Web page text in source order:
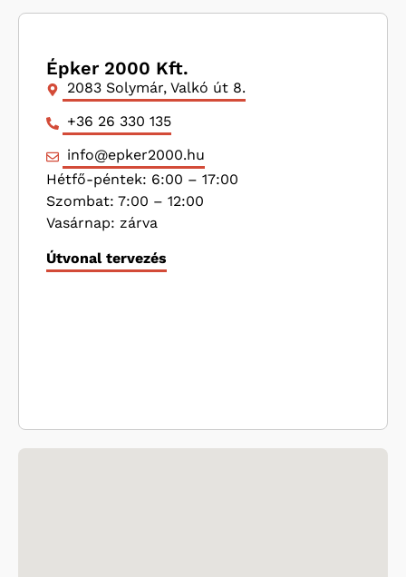
Épker 2000 Kft.
2083 Solymár, Valkó út 8.
+36 26 330 135
info@epker2000.hu
Hétfő-péntek: 6:00 – 17:00
Szombat: 7:00 – 12:00
Vasárnap: zárva
Útvonal tervezés